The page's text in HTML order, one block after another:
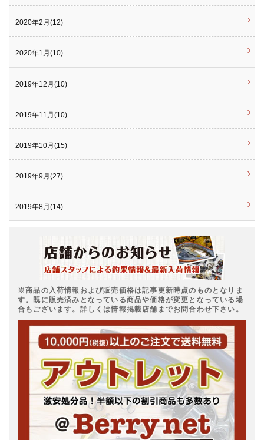
2020年2月(12)
2020年1月(10)
2019年12月(10)
2019年11月(10)
2019年10月(15)
2019年9月(27)
2019年8月(14)
※商品の入荷情報および販売価格は記事更新時点のものとなりま
す。既に販売済みとなっている商品や価格が変更となっている場
合もございます。詳しくは情報掲載店舗までお問合わせ下さい。